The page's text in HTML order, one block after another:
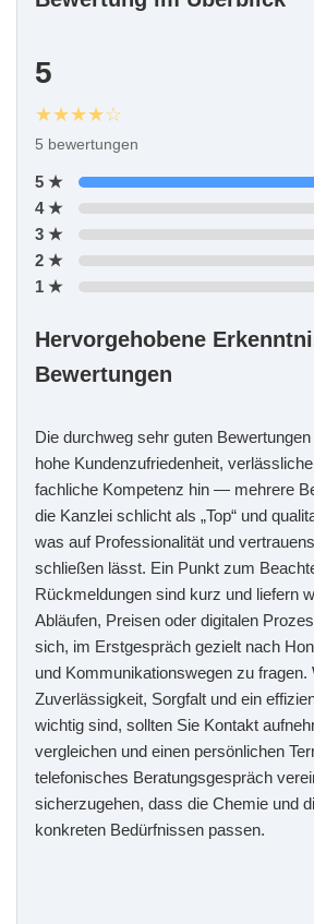
5
★★★★☆
5 bewertungen
5 ★
4 ★
3 ★
2 ★
1 ★
Hervorgehobene
Bewertungen
Die durchweg sehr guten
hohe Kundenzufriedenheit,
fachliche Kompetenz hin — mehrere
die Kanzlei schlicht als „Top“ und
was auf Professionalität und
schließen lässt. Ein Punkt zum
Rückmeldungen sind kurz und liefern
Abläufen, Preisen oder digitalen
sich, im Erstgespräch gezielt nach
und Kommunikationswegen zu fragen.
Zuverlässigkeit, Sorgfalt und ein
wichtig sind, sollten Sie Kontakt
vergleichen und einen persönlichen
telefonisches Beratungsgespräch
sicherzugehen, dass die Chemie und
konkreten Bedürfnissen passen.